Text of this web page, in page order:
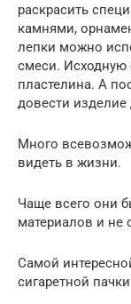
раскрасить
камнями,
лепки можно
смеси.
пластелина. А
довести изделие
Много
видеть в жизни.
Чаще всего они
материалов и не
Самой
сигаретной